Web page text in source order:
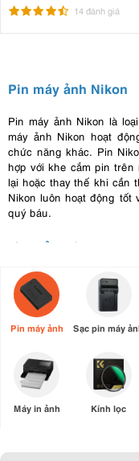
14 đánh giá
Pin máy ảnh Nikon
Pin máy ảnh Nikon là
máy ảnh Nikon hoạt
chức năng khác. Pin
hợp với khe cắm pin trên
lại hoặc thay thế khi cần
Nikon luôn hoạt động tốt
quý báu.
Ưu điểm của pin
Hiệu suất ổn định: Pin
hiệu suất ổn định và
bạn đang chụp ảnh
dụng máy ảnh trong thời
bạn chụp nhiều hình
việc cạn
quá nhanh.
Tương thích rộng rãi:
máy ảnh khác nhau của
Pin máy ảnh Sạc pin máy
Máy in ảnh Kính lọc